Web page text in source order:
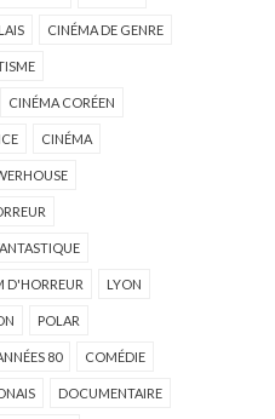
CINÉMA DE GENRE
CINÉMA CORÉEN
CINÉMA
D'HORREUR LYON
POLAR
80 COMÉDIE
DOCUMENTAIRE